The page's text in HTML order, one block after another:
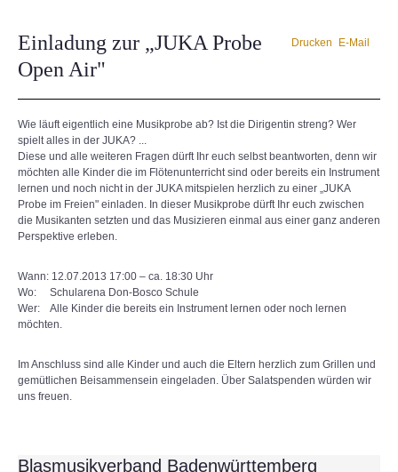
Drucken E-Mail
Einladung zur „JUKA Probe
Open Air"
Wie läuft eigentlich eine Musikprobe ab? Ist die Dirigentin streng? Wer
spielt alles in der JUKA? ...
Diese und alle weiteren Fragen dürft Ihr euch selbst beantworten, denn wir
möchten alle Kinder die im Flötenunterricht sind oder bereits ein Instrument
lernen und noch nicht in der JUKA mitspielen herzlich zu einer „JUKA
Probe im Freien" einladen. In dieser Musikprobe dürft Ihr euch zwischen
die Musikanten setzten und das Musizieren einmal aus einer ganz anderen
Perspektive erleben.
Wann: 12.07.2013 17:00 – ca. 18:30 Uhr
Wo: Schularena Don-Bosco Schule
Wer: Alle Kinder die bereits ein Instrument lernen oder noch lernen
möchten.
Im Anschluss sind alle Kinder und auch die Eltern herzlich zum Grillen und
gemütlichen Beisammensein eingeladen. Über Salatspenden würden wir
uns freuen.
Blasmusikverband Badenwürttemberg